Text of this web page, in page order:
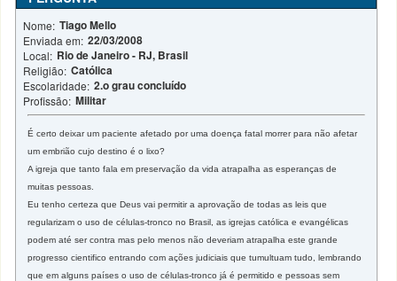
Nome: Tiago Mello
Enviada em: 22/03/2008
Local: Rio de Janeiro - RJ, Brasil
Religião: Católica
Escolaridade: 2.o grau concluído
Profissão: Militar
É certo deixar um paciente afetado por uma doença fatal morrer para não afetar
um embrião cujo destino é o lixo?
A igreja que tanto fala em preservação da vida atrapalha as esperanças de
muitas pessoas.
Eu tenho certeza que Deus vai permitir a aprovação de todas as leis que
regularizam o uso de células-tronco no Brasil, as igrejas católica e evangélicas
podem até ser contra mas pelo menos não deveriam atrapalha este grande
progresso cientifico entrando com ações judiciais que tumultuam tudo, lembrando
que em alguns países o uso de células-tronco já é permitido e pessoas sem